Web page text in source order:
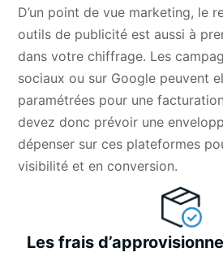
D’un point de vue marketing, le
outils de publicité est aussi à
dans votre chiffrage. Les
sociaux ou sur Google peuvent
paramétrées pour une
devez donc prévoir une
dépenser sur ces plateformes
visibilité et en conversion.
Les frais